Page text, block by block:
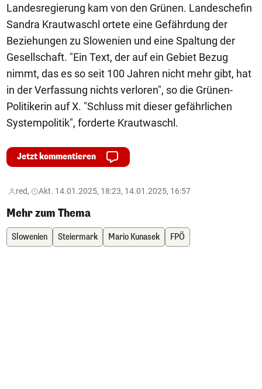
Landesregierung kam von den Grünen. Landeschefin
Sandra Krautwaschl ortete eine Gefährdung der
Beziehungen zu Slowenien und eine Spaltung der
Gesellschaft. "Ein Text, der auf ein Gebiet Bezug
nimmt, das es so seit 100 Jahren nicht mehr gibt, hat
in der Verfassung nichts verloren", so die Grünen-
Politikerin auf X. "Schluss mit dieser gefährlichen
Systempolitik", forderte Krautwaschl.
Jetzt kommentieren
red, Akt. 14.01.2025, 18:23, 14.01.2025, 16:57
Mehr zum Thema
Slowenien Steiermark Mario Kunasek FPÖ